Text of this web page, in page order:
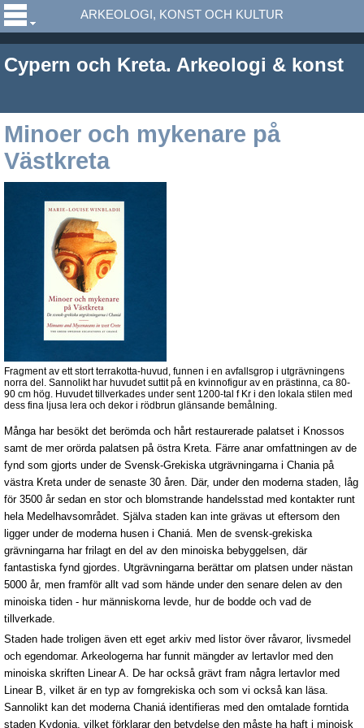
Cypern och Kreta. Arkeologi & konst
ARKEOLOGI, KONST OCH KULTUR
Minoer och mykenare på
Västkreta
Fragment av ett stort terrakotta-huvud, funnen i en avfallsgrop i utgrävningens
norra del. Sannolikt har huvudet suttit på en kvinnofigur av en prästinna, ca 80-
90 cm hög. Huvudet tillverkades under sent 1200-tal f Kr i den lokala stilen med
dess fina ljusa lera och dekor i rödbrun glänsande bemålning.
Många har besökt det berömda och hårt restaurerade palatset i Knossos
samt de mer orörda palatsen på östra Kreta. Färre anar omfattningen av de
fynd som gjorts under de Svensk-Grekiska utgrävningarna i Chania på
västra Kreta under de senaste 30 åren. Där, under den moderna staden, låg
för 3500 år sedan en stor och blomstrande handelsstad med kontakter runt
hela Medelhavsområdet. Själva staden kan inte grävas ut eftersom den
ligger under de moderna husen i Chaniá. Men de svensk-grekiska
grävningarna har frilagt en del av den minoiska bebyggelsen, där
fantastiska fynd gjordes. Utgrävningarna berättar om platsen under nästan
5000 år, men framför allt vad som hände under den senare delen av den
minoiska tiden - hur människorna levde, hur de bodde och vad de
tillverkade.
Staden hade troligen även ett eget arkiv med listor över råvaror, livsmedel
och egendomar. Arkeologerna har funnit mängder av lertavlor med den
minoiska skriften Linear A. De har också grävt fram några lertavlor med
Linear B, vilket är en typ av forngrekiska och som vi också kan läsa.
Sannolikt kan det moderna Chaniá identifieras med den omtalade forntida
staden Kydonia, vilket förklarar den betydelse den måste ha haft i minoisk